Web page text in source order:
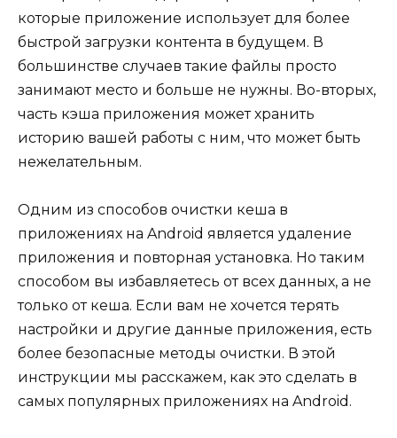
которые приложение использует для более
быстрой загрузки контента в будущем. В
большинстве случаев такие файлы просто
занимают место и больше не нужны. Во-вторых,
часть кэша приложения может хранить
историю вашей работы с ним, что может быть
нежелательным.
Одним из способов очистки кеша в
приложениях на Android является удаление
приложения и повторная установка. Но таким
способом вы избавляетесь от всех данных, а не
только от кеша. Если вам не хочется терять
настройки и другие данные приложения, есть
более безопасные методы очистки. В этой
инструкции мы расскажем, как это сделать в
самых популярных приложениях на Android.